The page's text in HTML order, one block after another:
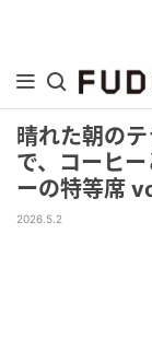
晴れた朝の
で、コーヒ
ーの特等席
2026.5.2